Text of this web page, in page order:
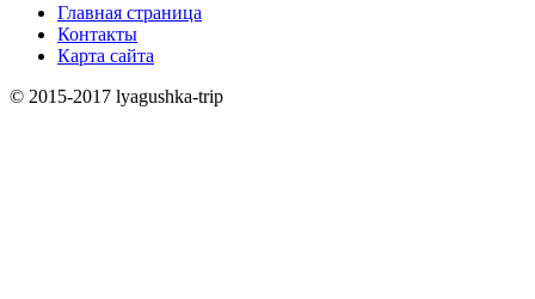
Главная страница
Контакты
Карта сайта
© 2015-2017 lyagushka-trip